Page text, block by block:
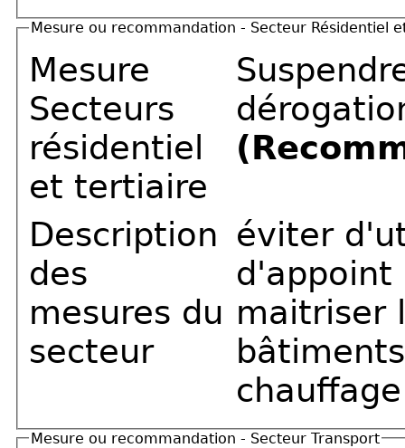
Mesure ou recommandation - Secteur Résidentiel
Mesure
Secteurs
résidentiel
et tertiaire
Description
des
mesures du
secteur
éviter
d'appoint
maitriser
chauffage
Mesure ou recommandation - Secteur Transport